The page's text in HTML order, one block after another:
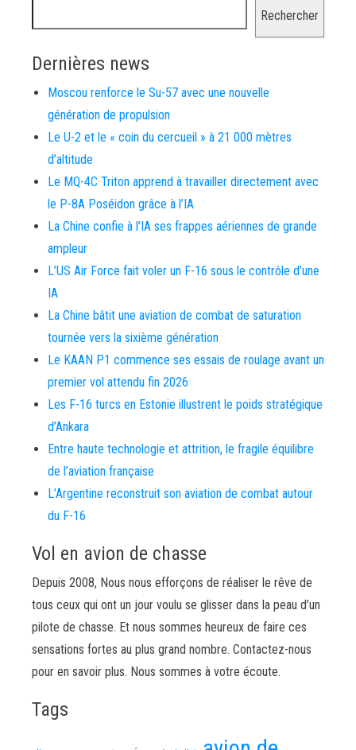
Rechercher
Dernières news
Moscou renforce le Su-57 avec une nouvelle
génération de propulsion
Le U-2 et le « coin du cercueil » à 21 000 mètres
d’altitude
Le MQ-4C Triton apprend à travailler directement avec
le P-8A Poséidon grâce à l’IA
La Chine confie à l’IA ses frappes aériennes de grande
ampleur
L’US Air Force fait voler un F-16 sous le contrôle d’une
IA
La Chine bâtit une aviation de combat de saturation
tournée vers la sixième génération
Le KAAN P1 commence ses essais de roulage avant un
premier vol attendu fin 2026
Les F-16 turcs en Estonie illustrent le poids stratégique
d’Ankara
Entre haute technologie et attrition, le fragile équilibre
de l’aviation française
L’Argentine reconstruit son aviation de combat autour
du F-16
Vol en avion de chasse
Depuis 2008, Nous nous efforçons de réaliser le rêve de
tous ceux qui ont un jour voulu se glisser dans la peau d’un
pilote de chasse. Et nous sommes heureux de faire ces
sensations fortes au plus grand nombre. Contactez-nous
pour en savoir plus. Nous sommes à votre écoute.
Tags